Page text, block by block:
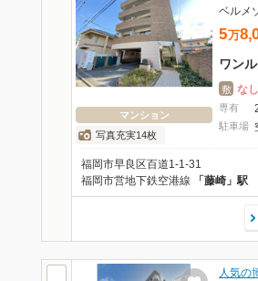
マンション
写真充実14枚
ベルメ
5万
ワン
敷 なし
専有
駐車場
福岡市早良区百道1-1-31
福岡市営地下鉄空港線 「藤崎」駅
人気の